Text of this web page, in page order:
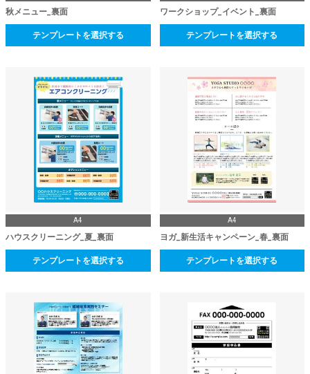
秋メニュー_裏面
テンプレートを選択する
ワークショップ_イベント_裏面
テンプレートを選択する
A4
ハウスクリーニング_夏_裏面
テンプレートを選択する
A4
ヨガ_新生活キャンペーン_春_裏面
テンプレートを選択する